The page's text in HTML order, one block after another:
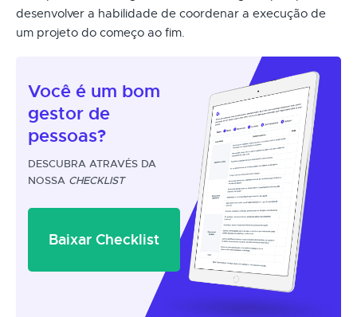
desenvolver a habilidade de coordenar a execução de
um projeto do começo ao fim.
Você é um bom
gestor de
pessoas?
DESCUBRA ATRAVÉS DA
NOSSA CHECKLIST
Baixar Checklist